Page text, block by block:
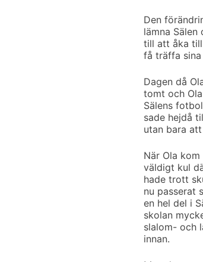
Den
lämna
till att åka
få träffa
Dagen då
tomt och
Sälens
sade hejdå
utan bara
När Ola
väldigt kul
hade trott
nu passerat
en hel del i
skolan
slalom- och
innan.